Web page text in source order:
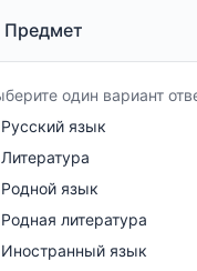
Предмет
один вариант
Русский язык
Литература
Родной язык
Родная литература
Иностранный язык